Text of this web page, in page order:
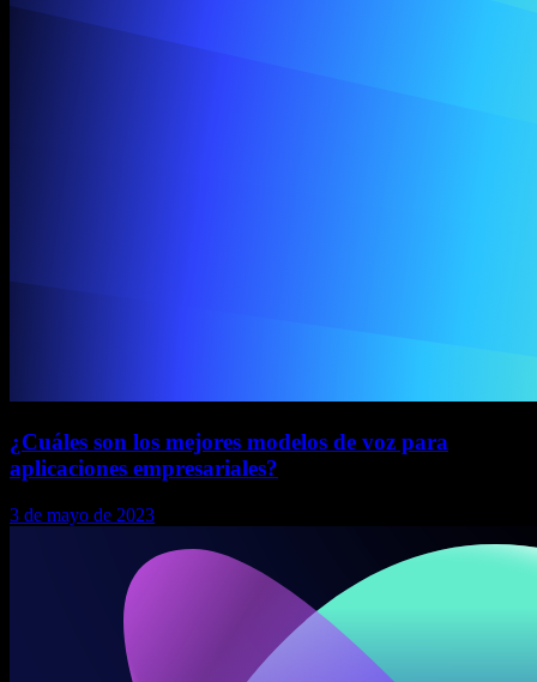
¿Cuáles son los mejores modelos de voz para
aplicaciones empresariales?
3 de mayo de 2023